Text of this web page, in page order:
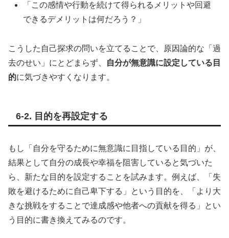
「この感情や行動を続けて得られるメリットや回避
できるデメリットは何だろう？」
こうした自己探求の問いを立てることで、原因論的な「過
去のせい」にとどまらず、
自分が無意識に設定している目
的に気づきやすくなります。
6-2. 目的を再設定する
もし「自分を守るために無意識に目指している目的」が、
結果として自分の成長や幸福を阻害していると気づいた
ら、新たな目的を設定することを試みます。例えば、「失
敗を避けるために自己卑下する」という目的を、「より大
きな挑戦をすることで達成感や他者への貢献を得る」とい
う目的に書き換えてみるのです。